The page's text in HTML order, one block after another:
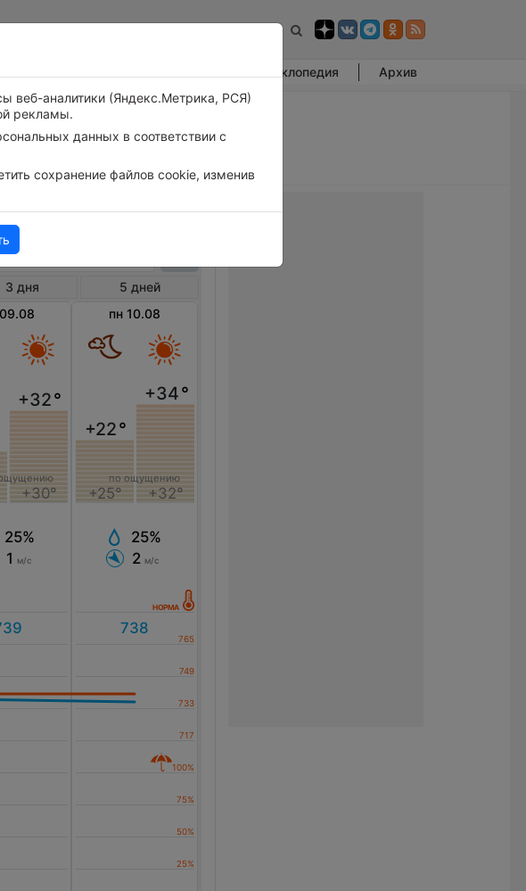
Энциклопедия Архив
3 дня
5 дней
+32°
+30°
25%
1
м/с
пн 10.08
+22°
+25°
+34°
+32°
по ощущению
25%
2 м/с
веб-аналитики (Яндекс.Метрика, РСЯ)
рекламы.
данных в соответствии с
сохранение файлов cookie, изменив